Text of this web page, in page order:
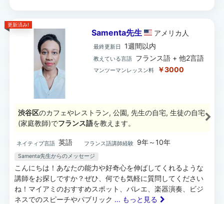
更新済み!
Samenta先生 アメリカ 人
最終更新日 1週間以内
教えている言語 フランス語 + 他2言語
マンツーマンレッスン料 ￥3000
渋谷区のカフェやレストラン, 公園, 先生の自宅, 生徒の自宅
(家庭教師)でフランス語を教えます。
ネイティブ言語 英語 フランス語講師経験 9年～10年
Samenta先生からのメッセージ
こんにちは！あなたの能力や好奇心を伸ばしてくれるような
講師をお探しですか？ぜひ、何でも気軽に質問してください
ね！マイアミのおすすめスポット、バレエ、楽器演奏、ビジ
ネスでのスピーチやパブリック ... もっと見る